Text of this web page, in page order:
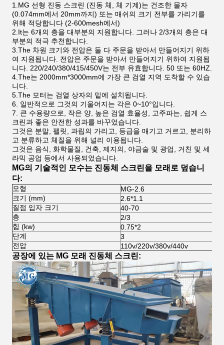
1.MG 선형 진동 스크린 (진동 체, 체 기계)는 건조한 물자
(0.074mm에서 20mm까지) 또는 매쉬의 크기 전부를 가리기를
위해 적당합니다 (2-600mesh에서)
2.It는 6개의 층을 대부분의 지원합니다. 그러나 2/3개의 층은 대
부분의 적극 추천합니다.
3.The 차원 크기와 전압은 둘 다 주문을 받아서 만들어지기 위하
여 지원됩니다. 전압은 주문을 받아서 만들어지기 위하여 지원됩
니다. 220/240/380/415/450V는 전부 유효합니다. 50 또는 60HZ.
4.The는 2000mm*3000mm에 가장 큰 검열 지역 도착할 수 있습
니다.
5.The 모터는 검열 상자의 밑에 설치됩니다.
6. 일반적으로 그것의 기울어지는 각은 0~10°입니다.
7. 큰 수용량으로, 작은 양, 높은 검열 효율성, 고주파는, 쉽게 스
크린과 좋은 안전한 성과를 바꾸었습니다.
그것은 분말, 펠릿, 과립의 가리고, 등급을 매기고 거르고, 분리하
고 분류하고 체질을 위해 널리 이용됩니다.
그것은 음식, 화학물질, 건축, 제지의, 야금술 및 광업, 거친 및 세
라믹 공업 등에서 사용되었습니다.
MG의 기술적인 모수는 진동체 스크린을 모래로 덮습니
다:
모형
MG-2.6
크기 (mm)
2.6*1.1
질점 입자 크기
40-70
층
2/3
힘 (kw)
0.75*2
단계
3
전압
110v/220v/380v/440v
공장에 있는 MG 모래 진동체 스크린: